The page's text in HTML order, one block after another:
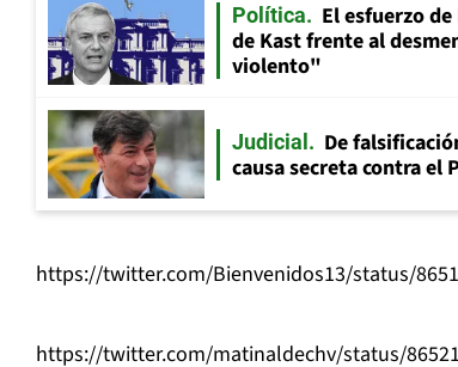
Política
El esfuerzo
de Kast frente al
violento"
Judicial
De
causa secreta contra el
https://twitter.com/Bienvenidos13/status/
https://twitter.com/matinaldechv/status/